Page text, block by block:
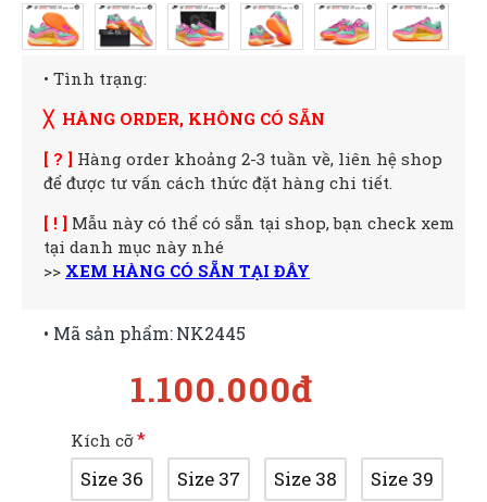
• Tình trạng:
╳ HÀNG ORDER, KHÔNG CÓ SẴN
[ ? ] Hàng order khoảng 2-3 tuần về, liên hệ shop
để được tư vấn cách thức đặt hàng chi tiết.
[ ! ] Mẫu này có thể có sẵn tại shop, bạn check xem
tại danh mục này nhé
>> XEM HÀNG CÓ SẴN TẠI ĐÂY
1.100.000đ
• Mã sản phẩm:NK2445
Kích cỡ
Size 36 Size 37 Size 38 Size 39